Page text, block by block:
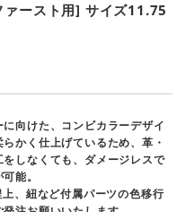
ァースト用] サイズ11.75
向けた、コンビカラーデザイ
かく仕上げているため、革・
しなくても、ダメージレスで
能。
、紐など付属パーツの色移行